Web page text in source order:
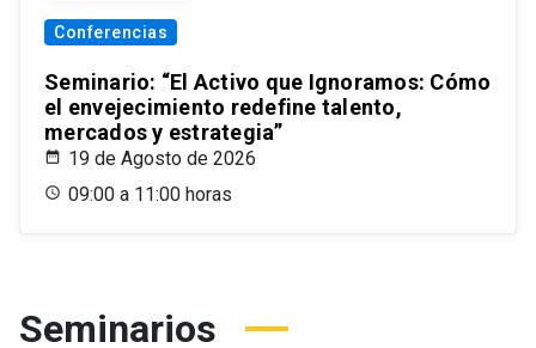
Conferencias
Seminario: “El Activo que Ignoramos: Cómo
el envejecimiento redefine talento,
mercados y estrategia”
19 de Agosto de 2026
09:00 a 11:00 horas
Seminarios